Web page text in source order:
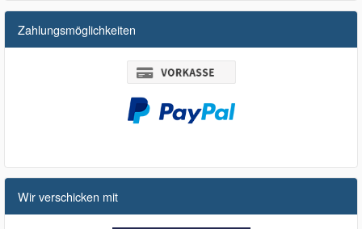
Zahlungsmöglichkeiten
Wir verschicken mit